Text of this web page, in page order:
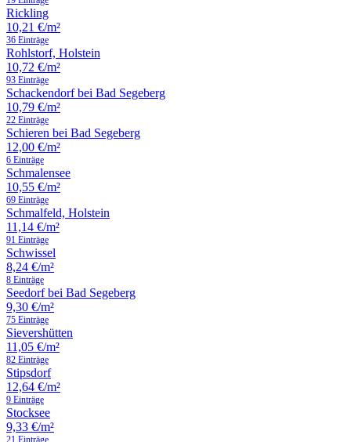
Rickling
10,21 €/m²
36 Einträge
Rohlstorf, Holstein
10,72 €/m²
93 Einträge
Schackendorf bei Bad Segeberg
10,79 €/m²
22 Einträge
Schieren bei Bad Segeberg
12,00 €/m²
6 Einträge
Schmalensee
10,55 €/m²
69 Einträge
Schmalfeld, Holstein
11,14 €/m²
91 Einträge
Schwissel
8,24 €/m²
8 Einträge
Seedorf bei Bad Segeberg
9,30 €/m²
75 Einträge
Sievershütten
11,05 €/m²
82 Einträge
Stipsdorf
12,64 €/m²
9 Einträge
Stocksee
9,33 €/m²
21 Einträge